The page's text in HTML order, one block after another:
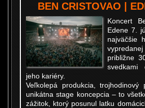
BEN CRISTOVAO |
Koncert
Edene 7.
najväčšie
približne
svedkami
jeho kariéry.
Veľkolepá produkcia,
unikátna stage koncepcia – to
zážitok, ktorý posunul latku